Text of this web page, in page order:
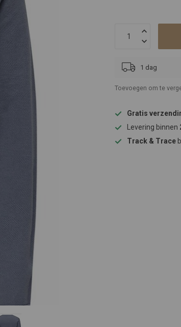
1 dag
Toevoegen om te
Gratis
Levering binnen
Track & Trace